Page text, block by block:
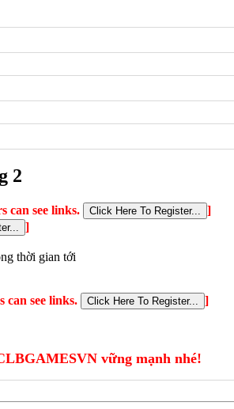
2
can see links.
]
]
thời gian tới
can see links.
]
vững mạnh nhé!